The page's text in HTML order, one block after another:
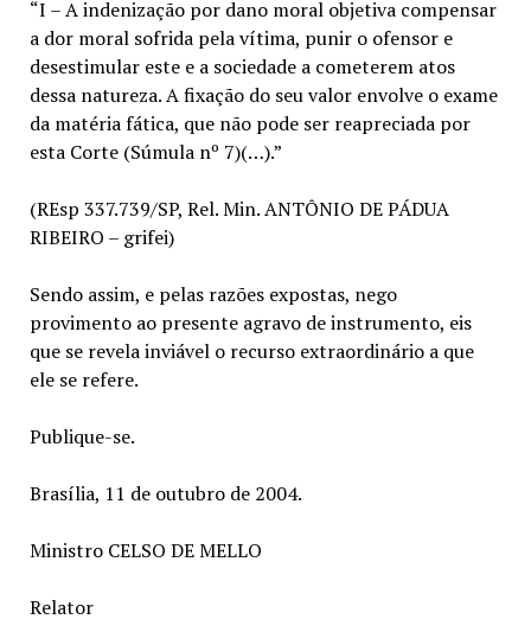
“I – A indenização por dano moral objetiva compensar
a dor moral sofrida pela vítima, punir o ofensor e
desestimular este e a sociedade a cometerem atos
dessa natureza. A fixação do seu valor envolve o exame
da matéria fática, que não pode ser reapreciada por
esta Corte (Súmula nº 7)(…).”
(REsp 337.739/SP, Rel. Min. ANTÔNIO DE PÁDUA
RIBEIRO – grifei)
Sendo assim, e pelas razões expostas, nego
provimento ao presente agravo de instrumento, eis
que se revela inviável o recurso extraordinário a que
ele se refere.
Publique-se.
Brasília, 11 de outubro de 2004.
Ministro CELSO DE MELLO
Relator